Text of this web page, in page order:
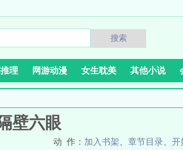
搜索
理 网游动漫 女生耽美 其他小说
壁六眼
动 作： 加入书架 章节目录
开